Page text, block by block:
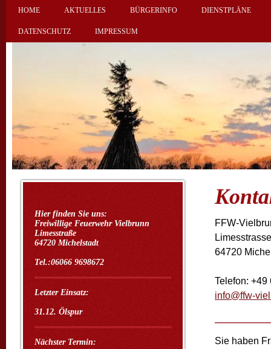
HOME AKTUELLES BÜRGERINFO DIENSTPLÄNE
DATENSCHUTZ IMPRESSUM
Hier finden Sie uns:
Freiwillige Feuerwehr Vielbrunn
Limesstraße
64720 Michelstadt
Tel.:06066 9698672
Letzter Einsatz:
31.12. Ölspur
Nächster Termin:
FFW-
64720
Telefon:
info@ffw-
Sie haben